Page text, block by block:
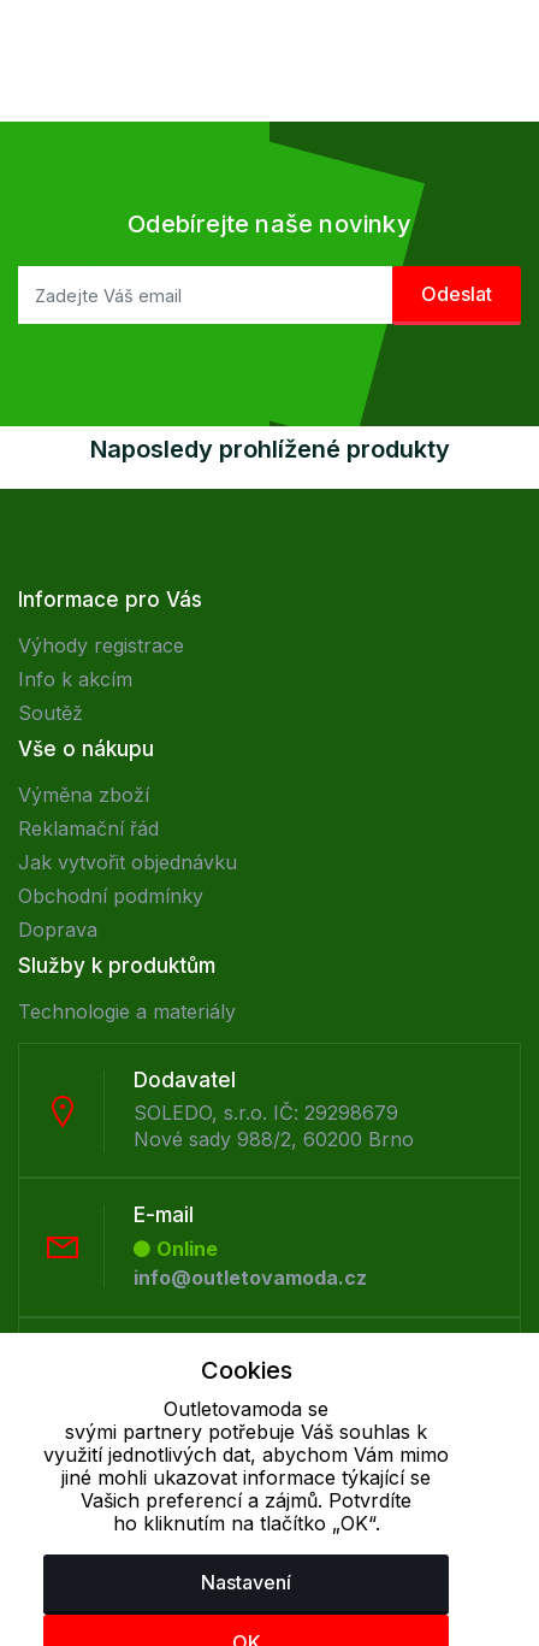
Odebírejte naše novinky
Naposledy prohlížené produkty
Informace pro Vás
Výhody registrace
Info k akcím
Soutěž
Vše o nákupu
Výměna zboží
Reklamační řád
Jak vytvořit objednávku
Obchodní podmínky
Doprava
Služby k produktům
Technologie a materiály
Dodavatel
SOLEDO, s.r.o. IČ: 29298679
Nové sady 988/2, 60200 Brno
E-mail
Online
info@outletovamoda.cz
+420 530 334 926
Cookie - podrobné nastavení|Další informace|Ochrana osobních
Cookies
Outletovamoda se
svými partnery potřebuje Váš souhlas k
využití jednotlivých dat, abychom Vám mimo
jiné mohli ukazovat informace týkající se
Vašich preferencí a zájmů. Potvrdíte
ho kliknutím na tlačítko „OK“.
Nastavení